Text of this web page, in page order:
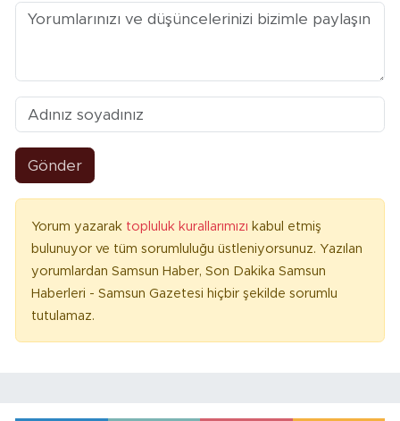
Gönder
Yorum yazarak topluluk kurallarımızı kabul etmiş
bulunuyor ve tüm sorumluluğu üstleniyorsunuz. Yazılan
yorumlardan Samsun Haber, Son Dakika Samsun
Haberleri - Samsun Gazetesi hiçbir şekilde sorumlu
tutulamaz.